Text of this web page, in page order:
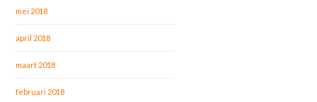
mei 2018
april 2018
maart 2018
februari 2018